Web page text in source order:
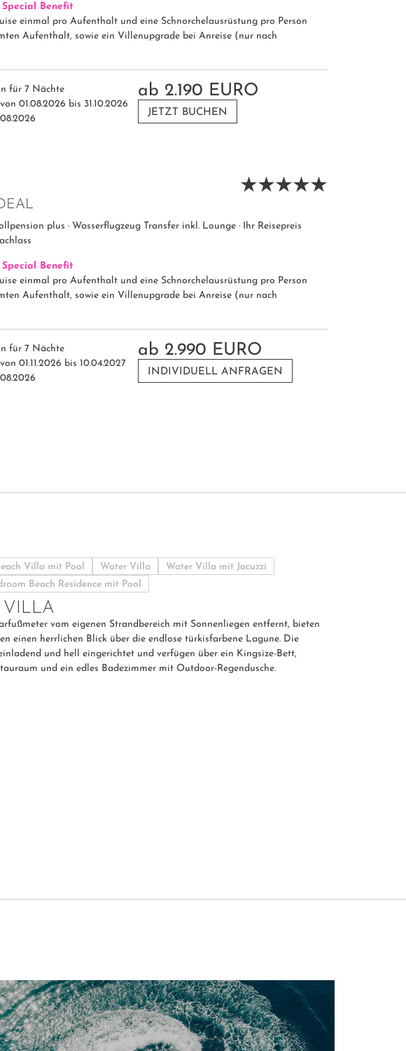
Special Benefit
einmal pro Aufenthalt und eine Schnorchelausrüstung pro Person
Aufenthalt, sowie ein Villenupgrade bei Anreise (nur nach
für 7 Nächte
01.08.2026 bis 31.10.2026
ab 2.190 EURO
JETZT BUCHEN
plus · Wasserflugzeug Transfer inkl. Lounge · Ihr Reisepreis
Special Benefit
einmal pro Aufenthalt und eine Schnorchelausrüstung pro Person
Aufenthalt, sowie ein Villenupgrade bei Anreise (nur nach
für 7 Nächte
01.11.2026 bis 10.04.2027
ab 2.990 EURO
INDIVIDUELL ANFRAGEN
Villa mit Pool Water Villa
Water Villa mit Jacuzzi
Beach Residence mit Pool
VILLA
vom eigenen Strandbereich mit Sonnenliegen entfernt, bieten
einen herrlichen Blick über die endlose türkisfarbene Lagune. Die
und hell eingerichtet und verfügen über ein Kingsize-Bett,
und ein edles Badezimmer mit Outdoor-Regendusche.